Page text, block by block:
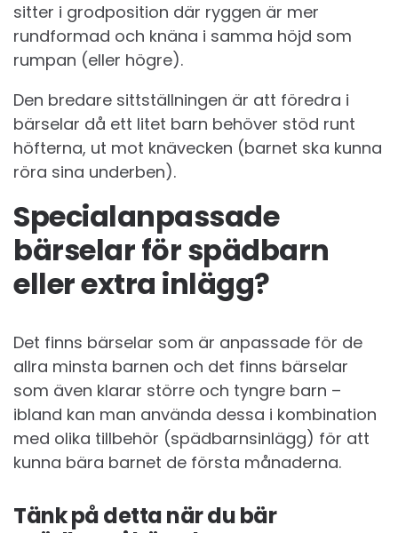
sitter i grodposition där ryggen är mer
rundformad och knäna i samma höjd som
rumpan (eller högre).
Den bredare sittställningen är att föredra i
bärselar då ett litet barn behöver stöd runt
höfterna, ut mot knävecken (barnet ska kunna
röra sina underben).
Specialanpassade
bärselar för spädbarn
eller extra inlägg?
Det finns bärselar som är anpassade för de
allra minsta barnen och det finns bärselar
som även klarar större och tyngre barn –
ibland kan man använda dessa i kombination
med olika tillbehör (spädbarnsinlägg) för att
kunna bära barnet de första månaderna.
Tänk på detta när du bär